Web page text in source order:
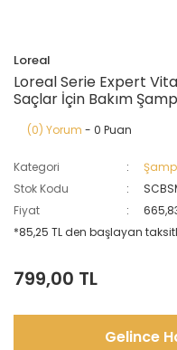
Loreal
Loreal Serie Expert
Saçlar İçin Bakım
(0) Yorum - 0 Puan
Kategori
Stok Kodu
Fiyat
*85,25 TL den başlayan
799,00 TL
Gelince